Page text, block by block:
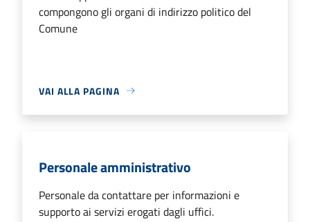
compongono gli organi di indirizzo politico del
Comune
VAI ALLA PAGINA
Personale amministrativo
Personale da contattare per informazioni e
supporto ai servizi erogati dagli uffici.